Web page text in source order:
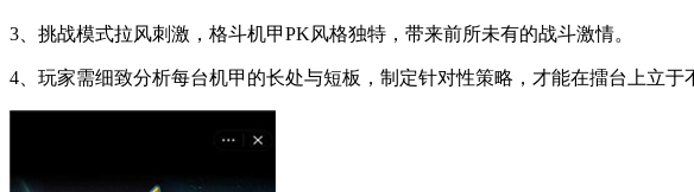
3、挑战模式拉风刺激，格斗机甲PK风格独特，带来前所未有的战斗激情。
4、玩家需细致分析每台机甲的长处与短板，制定针对性策略，才能在擂台上立于